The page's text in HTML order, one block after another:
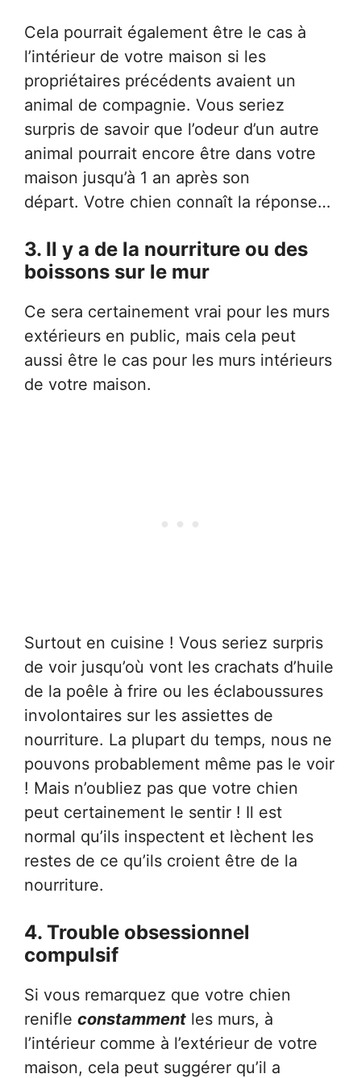
Cela pourrait également être le cas à
l’intérieur de votre maison si les
propriétaires précédents avaient un
animal de compagnie. Vous seriez
surpris de savoir que l’odeur d’un autre
animal pourrait encore être dans votre
maison jusqu’à 1 an après son
départ. Votre chien connaît la réponse…
3. Il y a de la nourriture ou des
boissons sur le mur
Ce sera certainement vrai pour les murs
extérieurs en public, mais cela peut
aussi être le cas pour les murs intérieurs
de votre maison.
Surtout en cuisine ! Vous seriez surpris
de voir jusqu’où vont les crachats d’huile
de la poêle à frire ou les éclaboussures
involontaires sur les assiettes de
nourriture. La plupart du temps, nous ne
pouvons probablement même pas le voir
! Mais n’oubliez pas que votre chien
peut certainement le sentir ! Il est
normal qu’ils inspectent et lèchent les
restes de ce qu’ils croient être de la
nourriture.
4. Trouble obsessionnel
compulsif
Si vous remarquez que votre chien
renifle constamment les murs, à
l’intérieur comme à l’extérieur de votre
maison, cela peut suggérer qu’il a